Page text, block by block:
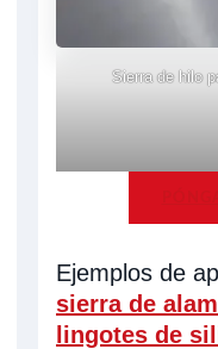
Sierra de hilo
Ejemplos de
sierra de
lingotes de